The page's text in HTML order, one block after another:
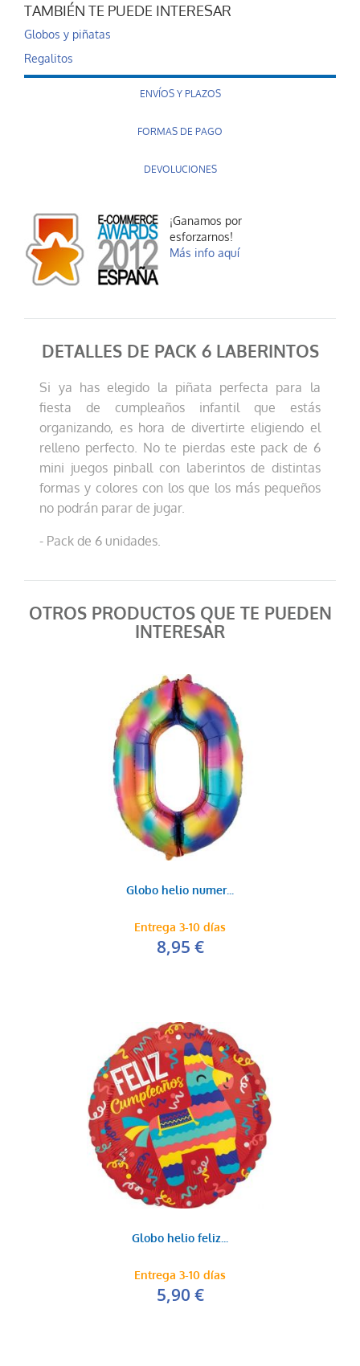
TAMBIÉN TE PUEDE INTERESAR
Globos y piñatas
Regalitos
ENVÍOS Y PLAZOS
FORMAS DE PAGO
DEVOLUCIONES
¡Ganamos por
esforzarnos!
Más info aquí
DETALLES DE PACK 6 LABERINTOS
Si ya has elegido la piñata perfecta para la
fiesta de cumpleaños infantil que estás
organizando, es hora de divertirte eligiendo el
relleno perfecto. No te pierdas este pack de 6
mini juegos pinball con laberintos de distintas
formas y colores con los que los más pequeños
no podrán parar de jugar.
- Pack de 6 unidades.
OTROS PRODUCTOS QUE TE PUEDEN
INTERESAR
Globo helio numer...
Entrega 3-10 días
8,95 €
Globo helio feliz...
Entrega 3-10 días
5,90 €